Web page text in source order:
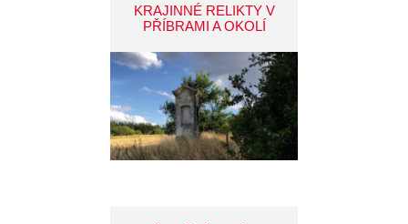
KRAJINNÉ RELIKTY V
PŘÍBRAMI A OKOLÍ